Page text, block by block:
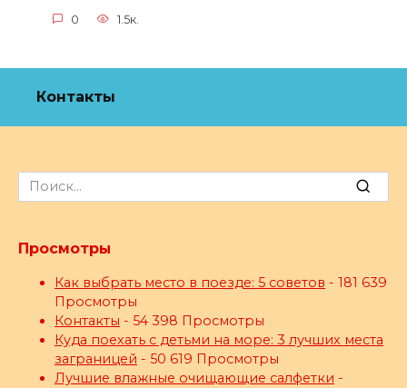
0 1.5к.
Контакты
Search
for:
Просмотры
Как выбрать место в поезде: 5 советов - 181 639
Просмотры
Контакты - 54 398 Просмотры
Куда поехать с детьми на море: 3 лучших места
заграницей - 50 619 Просмотры
Лучшие влажные очищающие салфетки -